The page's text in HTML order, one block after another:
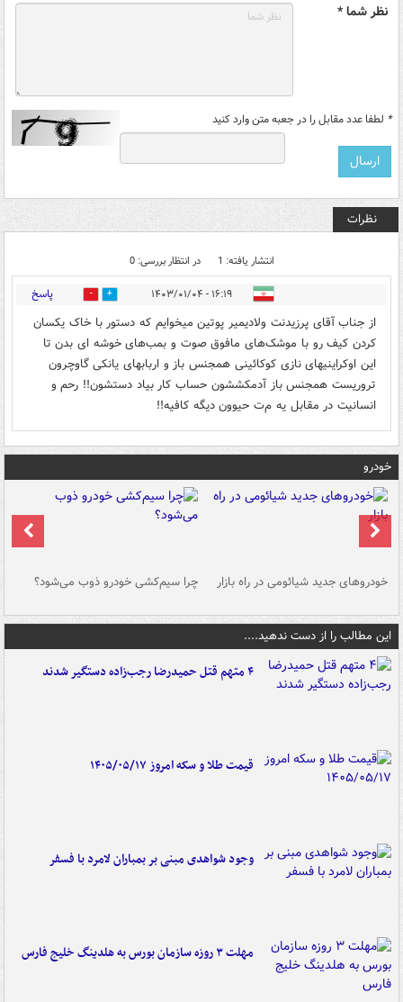
نظر شما *
* لطفا عدد مقابل را در جعبه متن وارد کنید
نظرات
انتشار یافته: 1 در انتظار بررسی: 0
۱۶:۱۹ - ۱۴۰۳/۰۱/۰۴ 22 پاسخ
از جناب آقای پرزیدنت ولادیمیر پوتین میخوایم که دستور با خاک یکسان
کردن کیف رو با موشک‌های مافوق صوت و بمب‌های خوشه ای بدن تا
این اوکراینیهای نازی کوکائینی همجنس باز و اربابهای یانکی گاوچرون
تروريست همجنس باز آدمکششون حساب کار بیاد دستشون!! رحم و
انسانیت در مقابل یه م‌ت حیوون دیگه کافیه!!
خودرو
خودروهای جدید شیائومی در راه بازار چرا سیم‌کشی خودرو ذوب می‌شود؟
این مطالب را از دست ندهید....
۴ متهم قتل حمیدرضا رجب‌زاده دستگیر شدند
قیمت طلا و سکه امروز ۱۴۰۵/۰۵/۱۷
وجود شواهدی مبنی بر بمباران لامرد با فسفر
مهلت ۳ روزه سازمان بورس به هلدینگ خلیج فارس